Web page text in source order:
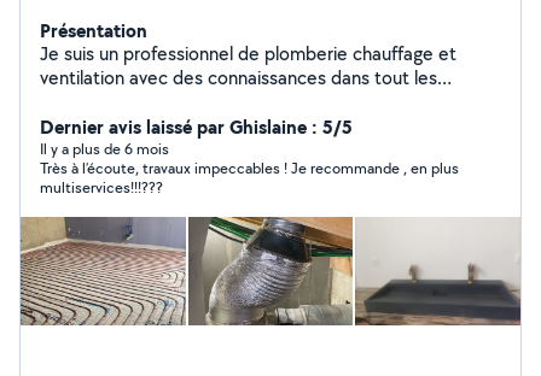
Présentation
Je suis un professionnel de plomberie chauffage et
ventilation avec des connaissances dans tout les
Dernier avis laissé par Ghislaine : 5/5
Il y a plus de 6 mois
Très à l’écoute, travaux impeccables ! Je recommande , en plus
multiservices!!!???